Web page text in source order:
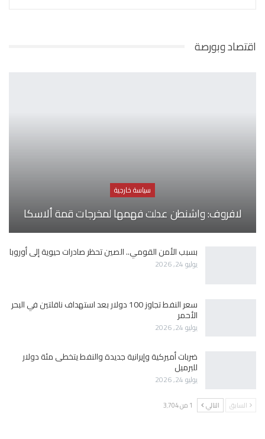
اقتصاد وبورصة
سياسة خارجية
لافروف: واشنطن عدلت فهمها لمخرجات قمة ألاسكا
بسبب الأمن القومي.. الصين تحظر صادرات حيوية إلى أوروبا
يوليو 24, 2026
سعر النفط تجاوز 100 دولار بعد استهداف ناقلتين في البحر
الأحمر
يوليو 24, 2026
ضربات أميركية وإيرانية جديدة والنفط يتخطى مئة دولار
للبرميل
يوليو 24, 2026
السابق التالي 1 من 3٬704